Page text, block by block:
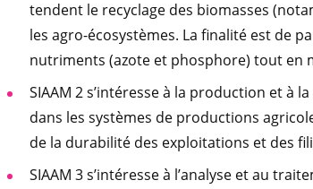
tendent le recyclage des biomasses
les agro-écosystèmes. La finalité est de
nutriments (azote et phosphore) tout en
SIAAM 2 s’intéresse à la production et à
dans les systèmes de productions
de la durabilité des exploitations et des
SIAAM 3 s’intéresse à l’analyse et au